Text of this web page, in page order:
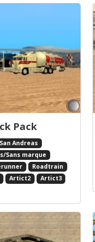
Pack
Andreas
Sans marque
Roadtrain
Artict2
Artict3